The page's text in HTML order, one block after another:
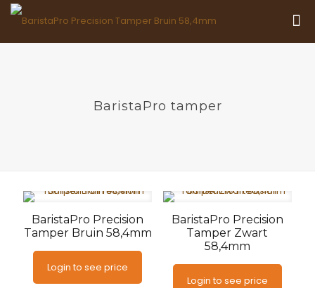
BaristaPro tamper
BaristaPro Precision
Tamper Bruin 58,4mm
Login to see price
BaristaPro Precision
Tamper Zwart
58,4mm
Login to see price